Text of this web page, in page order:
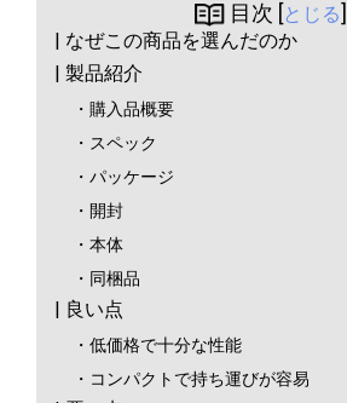
目次 [とじる]
| なぜこの商品を選んだのか
| 製品紹介
・購入品概要
・スペック
・パッケージ
・開封
・本体
・同梱品
| 良い点
・低価格で十分な性能
・コンパクトで持ち運びが容易